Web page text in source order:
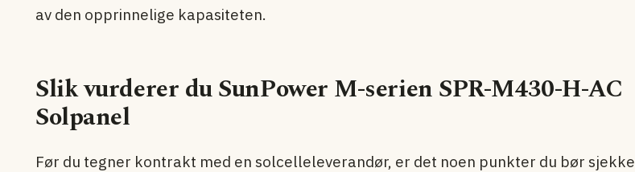
av den opprinnelige kapasiteten.
Slik vurderer du SunPower M-serien SPR-M430-H-AC
Solpanel
Før du tegner kontrakt med en solcelleleverandør, er det noen punkter du bør sjekke